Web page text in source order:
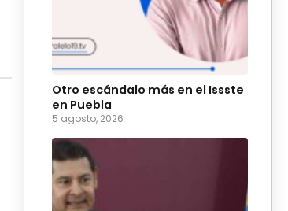
Otro escándalo más en el Issste
en Puebla
5 agosto, 2026